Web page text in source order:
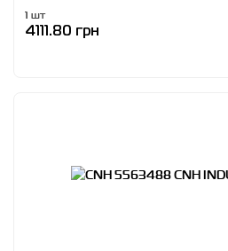
1 шт
4111.80 грн